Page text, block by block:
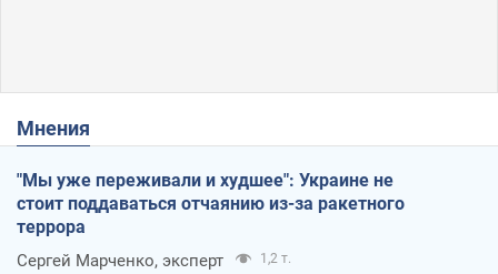
Мнения
"Мы уже переживали и худшее": Украине не
стоит поддаваться отчаянию из-за ракетного
террора
Сергей Марченко, эксперт 1,2 т.